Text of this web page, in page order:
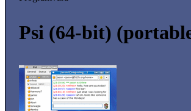
Psi (64-bit)